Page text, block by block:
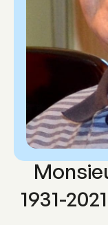
1931-2021